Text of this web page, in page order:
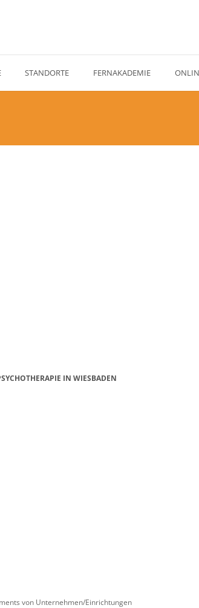
STANDORTE FERNAKADEMIE
IN WIESBADEN
von Unternehmen/Einrichtungen